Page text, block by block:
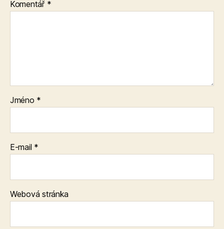
Komentář *
Jméno *
E-mail *
Webová stránka